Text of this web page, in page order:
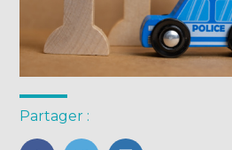
Partager :